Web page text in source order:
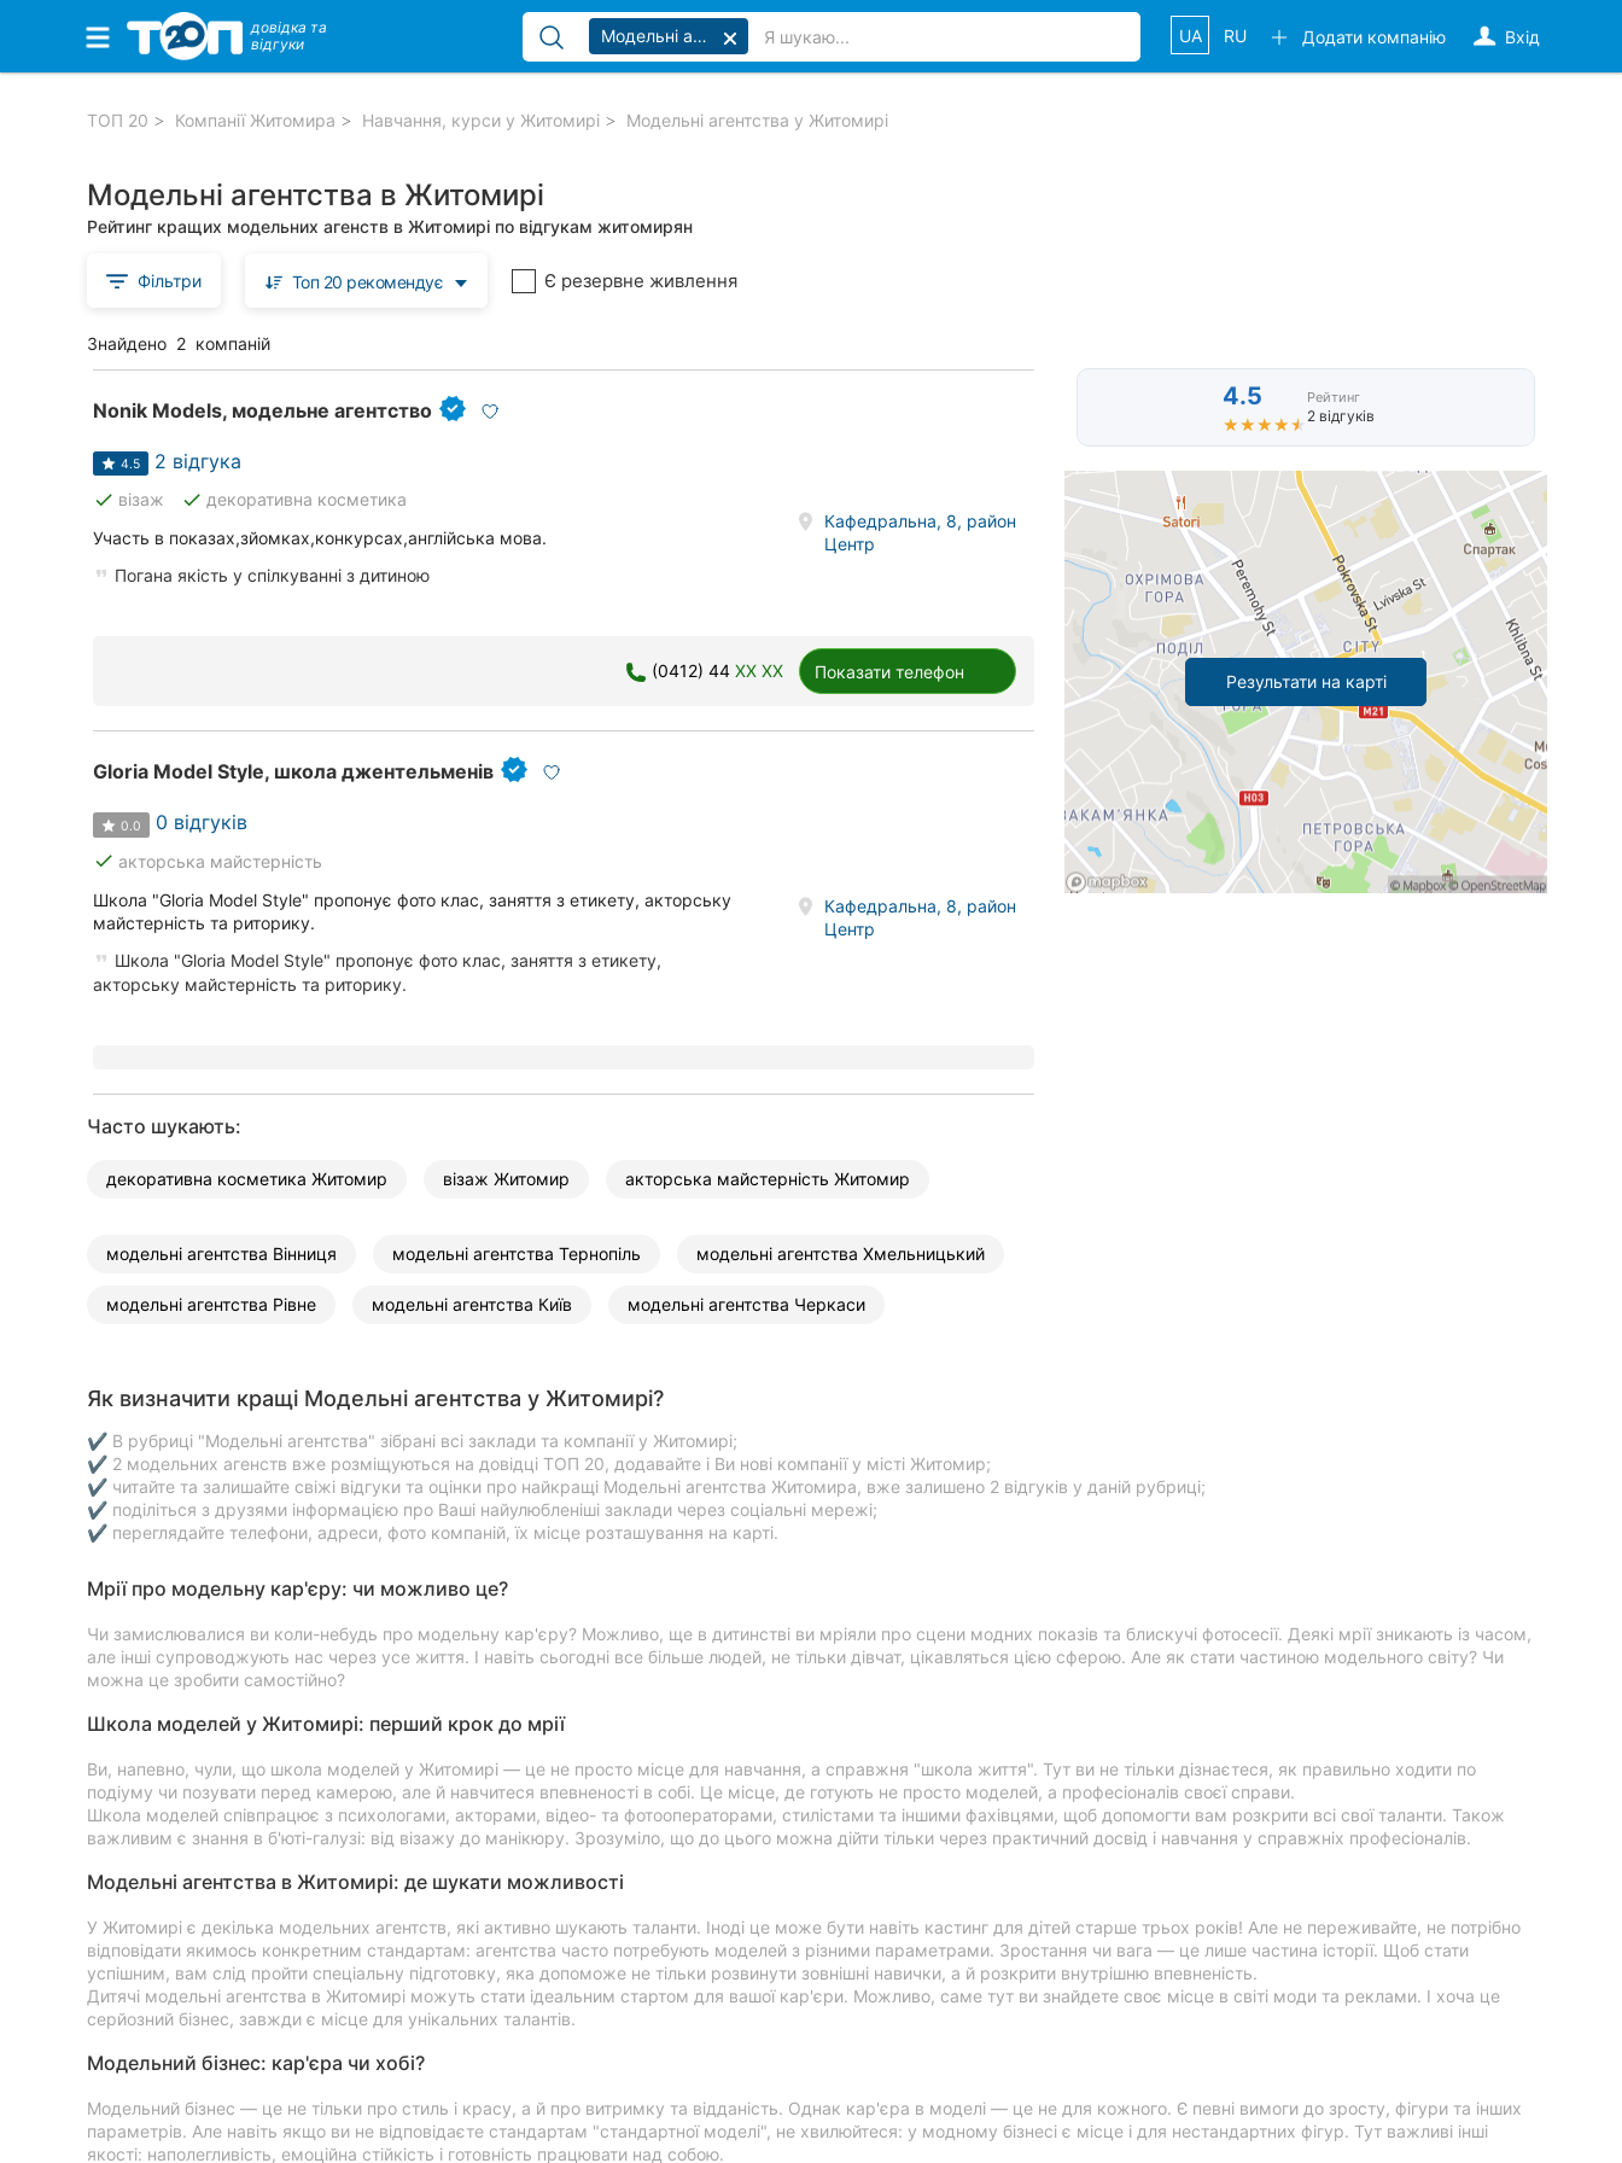
Популярні рубрики:
Стоматології
Ветеринарні клініки
Ресторани
Всі рубрики
Тернопіль
Хмельницький
Одеса
Кропивницький
Запоріжжя
Херсон
Полтава
Чернігів
Чернівці
Суми
Луцьк
Ужгород
довідка та
відгуки
Вхід
Додати компанію
UA RU
Модельні агентства
ТОП 20 Компанії Житомира Навчання, курси у Житомирі Модельні агентства у Житомирі
Модельні агентства в Житомирі
Рейтинг кращих модельних агенств в Житомирі по відгукам житомирян
Фільтри Топ 20 рекомендує Є резервне живлення
Знайдено 2 компаній
Nonik Models, модельне агентство
4.5 2 відгука
done візаж done декоративна косметика
Участь в показах,зйомках,конкурсах,англійська мова.
Погана якість у спілкуванні з дитиною
Кафедральна, 8, район
Центр
(0412) 44 XX XX Показати телефон
Gloria Model Style, школа джентельменів
0.0 0 відгуків
done акторська майстерність
Школа "Gloria Model Style" пропонує фото клас, заняття з етикету, акторську
майстерність та риторику.
Школа "Gloria Model Style" пропонує фото клас, заняття з етикету,
акторську майстерність та риторику.
Кафедральна, 8, район
Центр
Часто шукають:
декоративна косметика Житомир візаж Житомир акторська майстерність Житомир
модельні агентства Вінниця модельні агентства Тернопіль модельні агентства Хмельницький
модельні агентства Рівне модельні агентства Київ модельні агентства Черкаси
4.5
★★★★★
★★★★★
Рейтинг
2 відгуків
Результати на карті
Як визначити кращі Модельні агентства у Житомирі?
✔ В рубриці "Модельні агентства" зібрані всі заклади та компанії у Житомирі;
✔ 2 модельних агенств вже розміщуються на довідці ТОП 20, додавайте і Ви нові компанії у місті Житомир;
✔ читайте та залишайте свіжі відгуки та оцінки про найкращі Модельні агентства Житомира, вже залишено 2 відгуків у даній рубриці;
✔ поділіться з друзями інформацією про Ваші найулюбленіші заклади через соціальні мережі;
✔ переглядайте телефони, адреси, фото компаній, їх місце розташування на карті.
Мрії про модельну кар'єру: чи можливо це?
Чи замислювалися ви коли-небудь про модельну кар'єру? Можливо, ще в дитинстві ви мріяли про сцени модних показів та блискучі фотосесії. Деякі мрії зникають із часом,
але інші супроводжують нас через усе життя. І навіть сьогодні все більше людей, не тільки дівчат, цікавляться цією сферою. Але як стати частиною модельного світу? Чи
можна це зробити самостійно?
Школа моделей у Житомирі: перший крок до мрії
Ви, напевно, чули, що школа моделей у Житомирі — це не просто місце для навчання, а справжня "школа життя". Тут ви не тільки дізнаєтеся, як правильно ходити по
подіуму чи позувати перед камерою, але й навчитеся впевненості в собі. Це місце, де готують не просто моделей, а професіоналів своєї справи.
Школа моделей співпрацює з психологами, акторами, відео- та фотооператорами, стилістами та іншими фахівцями, щоб допомогти вам розкрити всі свої таланти. Також
важливим є знання в б'юті-галузі: від візажу до манікюру. Зрозуміло, що до цього можна дійти тільки через практичний досвід і навчання у справжніх професіоналів.
Модельні агентства в Житомирі: де шукати можливості
У Житомирі є декілька модельних агентств, які активно шукають таланти. Іноді це може бути навіть кастинг для дітей старше трьох років! Але не переживайте, не потрібно
відповідати якимось конкретним стандартам: агентства часто потребують моделей з різними параметрами. Зростання чи вага — це лише частина історії. Щоб стати
успішним, вам слід пройти спеціальну підготовку, яка допоможе не тільки розвинути зовнішні навички, а й розкрити внутрішню впевненість.
Дитячі модельні агентства в Житомирі можуть стати ідеальним стартом для вашої кар'єри. Можливо, саме тут ви знайдете своє місце в світі моди та реклами. І хоча це
серйозний бізнес, завжди є місце для унікальних талантів.
Модельний бізнес: кар'єра чи хобі?
Модельний бізнес — це не тільки про стиль і красу, а й про витримку та відданість. Однак кар'єра в моделі — це не для кожного. Є певні вимоги до зросту, фігури та інших
параметрів. Але навіть якщо ви не відповідаєте стандартам "стандартної моделі", не хвилюйтеся: у модному бізнесі є місце і для нестандартних фігур. Тут важливі інші
якості: наполегливість, емоційна стійкість і готовність працювати над собою.